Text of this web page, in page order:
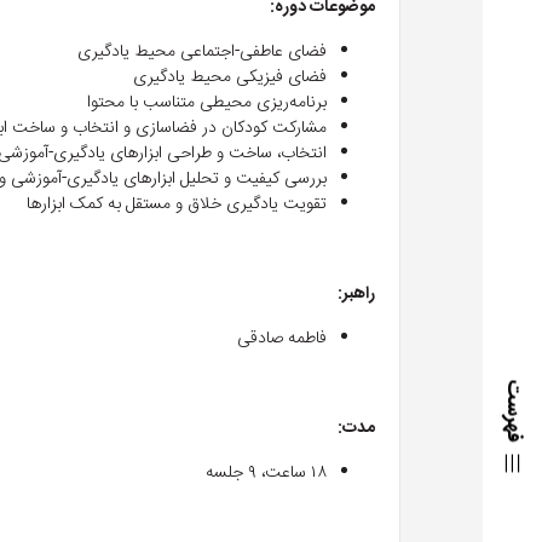
فهرست
موضوعات دوره:
فضای عاطفی-اجتماعی محیط یادگیری
فضای فیزیکی محیط یادگیری
برنامه‌ریزی محیطی متناسب با محتوا
مشارکت کودکان در فضاسازی و انتخاب و ساخت
انتخاب، ساخت و طراحی ابزارهای یادگیری-آموزشی
بررسی کیفیت و تحلیل ابزارهای یادگیری-آموزشی
تقویت یادگیری خلاق و مستقل به کمک ابزارها
راهبر:
فاطمه صادقی
مدت:
۱۸ ساعت، ۹ جلسه